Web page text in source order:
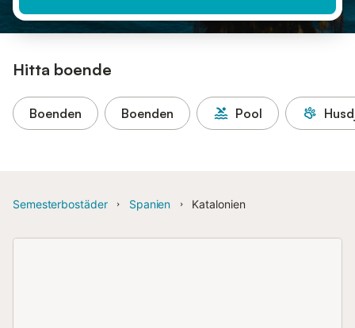
Hitta boende
Boenden Boenden Pool
Semesterbostäder Spanien Katalonien